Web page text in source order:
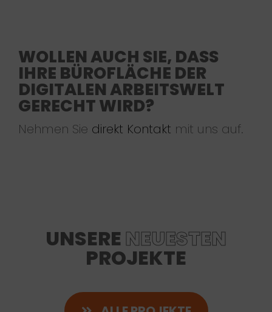
WOLLEN AUCH SIE, DASS
IHRE BÜROFLÄCHE DER
DIGITALEN ARBEITSWELT
GERECHT WIRD?
Nehmen Sie direkt Kontakt mit uns auf.
UNSERE NEUESTEN
PROJEKTE